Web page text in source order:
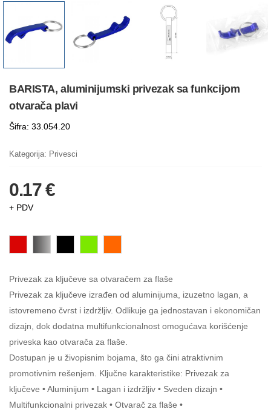
BARISTA, aluminijumski privezak sa funkcijom
otvarača plavi
Šifra: 33.054.20
Kategorija: Privesci
0.17 €
+ PDV
Privezak za ključeve sa otvaračem za flaše
Privezak za ključeve izrađen od aluminijuma, izuzetno lagan, a
istovremeno čvrst i izdržljiv. Odlikuje ga jednostavan i ekonomičan
dizajn, dok dodatna multifunkcionalnost omogućava korišćenje
priveska kao otvarača za flaše.
Dostupan je u živopisnim bojama, što ga čini atraktivnim
promotivnim rešenjem. Ključne karakteristike: Privezak za
ključeve • Aluminijum • Lagan i izdržljiv • Sveden dizajn •
Multifunkcionalni privezak • Otvarač za flaše •